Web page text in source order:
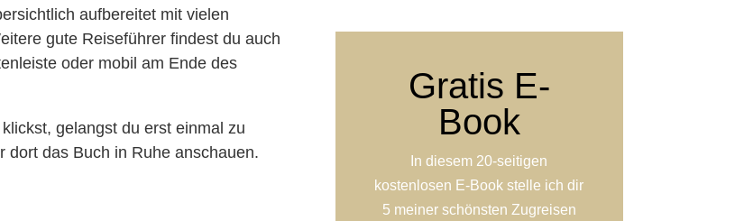
aufbereitet mit vielen
gute Reiseführer findest du auch
oder mobil am Ende des
gelangst du erst einmal zu
dort das Buch in Ruhe anschauen.
Gratis E-
Book
In diesem 20-seitigen
kostenlosen E-Book stelle ich dir
5 meiner schönsten Zugreisen